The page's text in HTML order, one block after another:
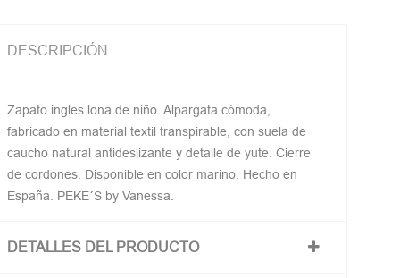
DESCRIPCIÓN
Zapato ingles lona de niño. Alpargata cómoda,
fabricado en material textil transpirable, con suela de
caucho natural antideslizante y detalle de yute. Cierre
de cordones. Disponible en color marino. Hecho en
España. PEKE´S by Vanessa.
DETALLES DEL PRODUCTO